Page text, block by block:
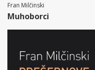
Fran Milčinski
Muhoborci